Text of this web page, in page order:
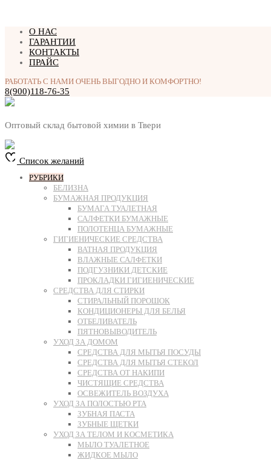
Перейти
содержимому
О НАС
ГАРАНТИИ
КОНТАКТЫ
ПРАЙС
РАБОТАТЬ С НАМИ ОЧЕНЬ ВЫГОДНО И КОМФОРТНО!
8(900)118-76-35
Оптовый склад бытовой химии в Твери
Список желаний
РУБРИКИ
БЕЛИЗНА
БУМАЖНАЯ ПРОДУКЦИЯ
БУМАГА ТУАЛЕТНАЯ
САЛФЕТКИ БУМАЖНЫЕ
ПОЛОТЕНЦА БУМАЖНЫЕ
ГИГИЕНИЧЕСКИЕ СРЕДСТВА
ВАТНАЯ ПРОДУКЦИЯ
ВЛАЖНЫЕ САЛФЕТКИ
ПОДГУЗНИКИ ДЕТСКИЕ
ПРОКЛАДКИ ГИГИЕНИЧЕСКИЕ
СРЕДСТВА ДЛЯ СТИРКИ
СТИРАЛЬНЫЙ ПОРОШОК
КОНДИЦИОНЕРЫ ДЛЯ БЕЛЬЯ
ОТБЕЛИВАТЕЛЬ
ПЯТНОВЫВОДИТЕЛЬ
УХОД ЗА ДОМОМ
СРЕДСТВА ДЛЯ МЫТЬЯ ПОСУДЫ
СРЕДСТВА ДЛЯ МЫТЬЯ СТЕКОЛ
СРЕДСТВА ОТ НАКИПИ
ЧИСТЯЩИЕ СРЕДСТВА
ОСВЕЖИТЕЛЬ ВОЗДУХА
УХОД ЗА ПОЛОСТЬЮ РТА
ЗУБНАЯ ПАСТА
ЗУБНЫЕ ЩЕТКИ
УХОД ЗА ТЕЛОМ И КОСМЕТИКА
МЫЛО ТУАЛЕТНОЕ
ЖИДКОЕ МЫЛО